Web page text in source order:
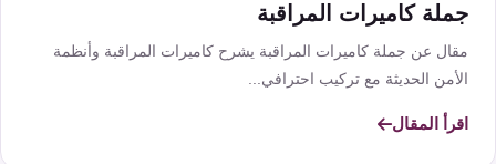
جملة كاميرات المراقبة
مقال عن جملة كاميرات المراقبة يشرح كاميرات المراقبة وأنظمة
الأمن الحديثة مع تركيب احترافي...
اقرأ المقال